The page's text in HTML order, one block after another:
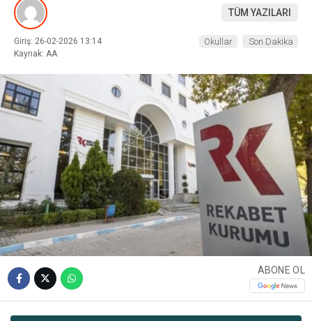
TÜM YAZILARI
Giriş: 26-02-2026 13:14
Kaynak: AA
Okullar Son Dakika
ABONE OL